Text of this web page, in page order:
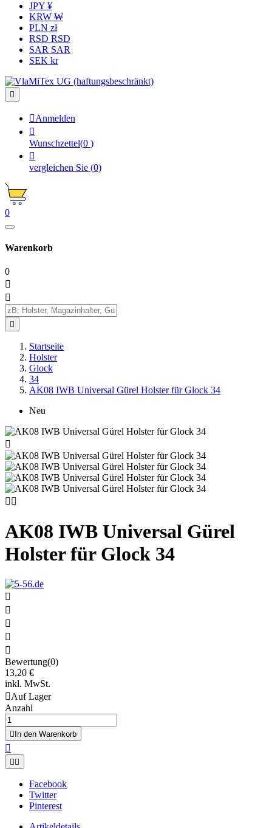
JPY ¥
KRW ₩
PLN zł
RSD RSD
SAR SAR
SEK kr

Anmelden

Wunschzettel(0 )

vergleichen Sie (0)
0
Warenkorb
0



Startseite
Holster
Glock
34
AK08 IWB Universal Gürel Holster für Glock 34
Neu

 
AK08 IWB Universal Gürel
Holster für Glock 34





Bewertung(0)
13,20 €
inkl. MwSt.
Auf Lager
Anzahl
In den Warenkorb


Facebook
Twitter
Pinterest